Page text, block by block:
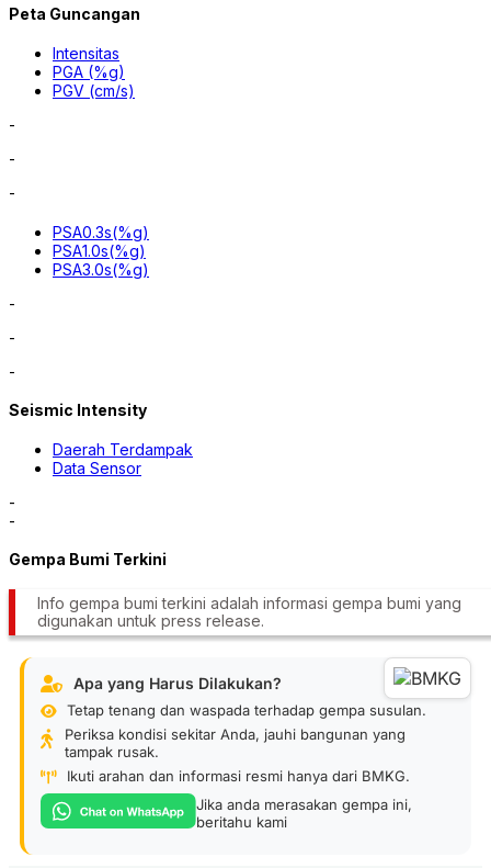
Peta Guncangan
Intensitas
PGA (%g)
PGV (cm/s)
-
-
-
PSA0.3s(%g)
PSA1.0s(%g)
PSA3.0s(%g)
-
-
-
Seismic Intensity
Daerah Terdampak
Data Sensor
-
-
Gempa Bumi Terkini
Info gempa bumi terkini adalah informasi gempa bumi yang
digunakan untuk press release.